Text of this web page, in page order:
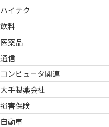
ハイテク
飲料
医薬品
通信
コンピュータ関連
大手製薬会社
損害保険
自動車